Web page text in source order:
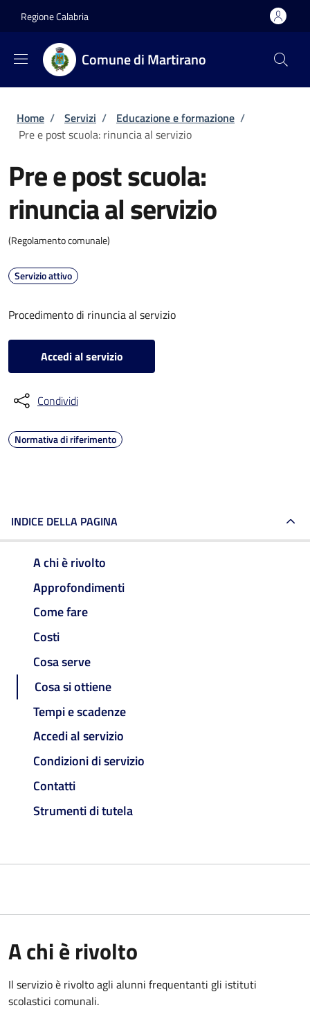
Regione Calabria
Comune di Martirano
Briciole di pane
Home / Servizi / Educazione e formazione /
Pre e post scuola: rinuncia al servizio
Pre e post scuola:
rinuncia al servizio
(Regolamento comunale)
Servizio attivo
Procedimento di rinuncia al servizio
Accedi al servizio
Condividi
Normativa di riferimento
INDICE DELLA PAGINA
A chi è rivolto
Approfondimenti
Come fare
Costi
Cosa serve
Cosa si ottiene
Tempi e scadenze
Accedi al servizio
Condizioni di servizio
Contatti
Strumenti di tutela
A chi è rivolto
Il servizio è rivolto agli alunni frequentanti gli istituti
scolastici comunali.